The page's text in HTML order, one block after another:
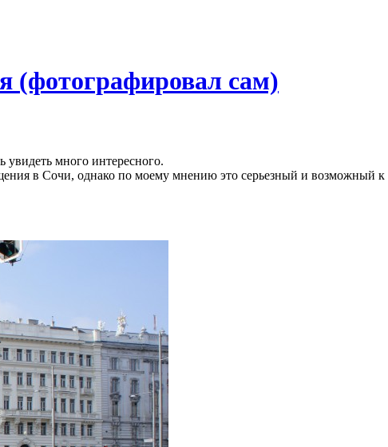
(фотографировал сам)
много интересного.
в Сочи, однако по моему мнению это серьезный и возможный